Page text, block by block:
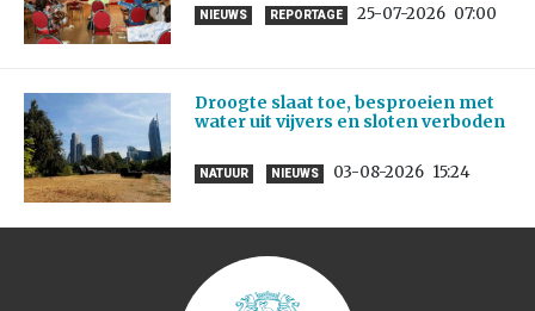
NIEUWS REPORTAGE 25-07-2026 07:00
Droogte slaat toe, besproeien met
water uit vijvers en sloten verboden
NATUUR NIEUWS 03-08-2026 15:24